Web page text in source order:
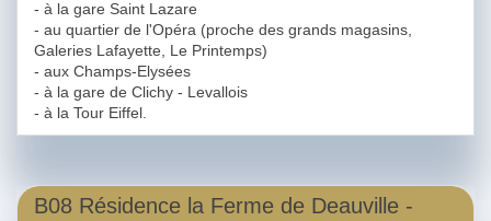
- à la gare Saint Lazare
- au quartier de l'Opéra (proche des grands magasins,
Galeries Lafayette, Le Printemps)
- aux Champs-Elysées
- à la gare de Clichy - Levallois
- à la Tour Eiffel.
B08 Résidence la Ferme de Deauville -